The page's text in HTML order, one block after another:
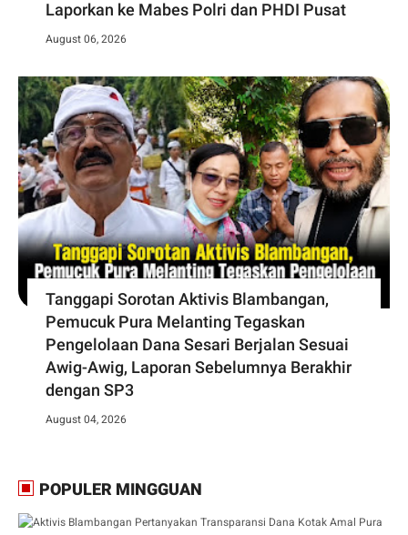
Laporkan ke Mabes Polri dan PHDI Pusat
August 06, 2026
Tanggapi Sorotan Aktivis Blambangan,
Pemucuk Pura Melanting Tegaskan
Pengelolaan Dana Sesari Berjalan Sesuai
Awig-Awig, Laporan Sebelumnya Berakhir
dengan SP3
August 04, 2026
POPULER MINGGUAN